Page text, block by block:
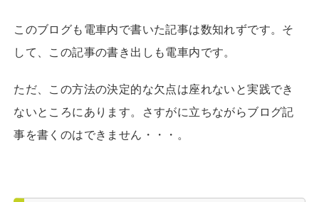
このブログも電車内で書いた記事は数知れずです。そ
して、この記事の書き出しも電車内です。
ただ、この方法の決定的な欠点は座れないと実践でき
ないところにあります。さすがに立ちながらブログ記
事を書くのはできません・・・。